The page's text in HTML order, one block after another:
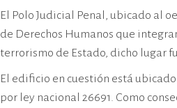
El Polo Judicial Penal, ubicado al
de Derechos Humanos que
terrorismo de Estado, dicho lugar
El edificio en cuestión está
por ley nacional 26691. Como